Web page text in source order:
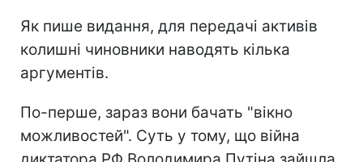
Як пише видання, для передачі активів
колишні чиновники наводять кілька
аргументів.
По-перше, зараз вони бачать "вікно
можливостей". Суть у тому, що війна